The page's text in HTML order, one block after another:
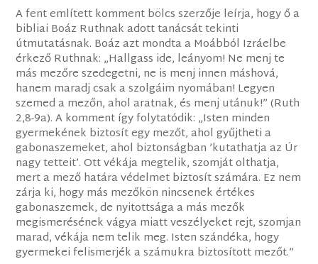
A fent említett komment bölcs szerzője leírja, hogy ő a
bibliai Boáz Ruthnak adott tanácsát tekinti
útmutatásnak. Boáz azt mondta a Moábból Izráelbe
érkező Ruthnak: „Hallgass ide, leányom! Ne menj te
más mezőre szedegetni, ne is menj innen máshová,
hanem maradj csak a szolgáim nyomában! Legyen
szemed a mezőn, ahol aratnak, és menj utánuk!” (Ruth
2,8-9a). A komment így folytatódik: „Isten minden
gyermekének biztosít egy mezőt, ahol gyűjtheti a
gabonaszemeket, ahol biztonságban ’kutathatja az Úr
nagy tetteit’. Ott vékája megtelik, szomját olthatja,
mert a mező határa védelmet biztosít számára. Ez nem
zárja ki, hogy más mezőkön nincsenek értékes
gabonaszemek, de nyitottsága a más mezők
megismerésének vágya miatt veszélyeket rejt, szomjan
marad, vékája nem telik meg. Isten szándéka, hogy
gyermekei felismerjék a számukra biztosított mezőt.”